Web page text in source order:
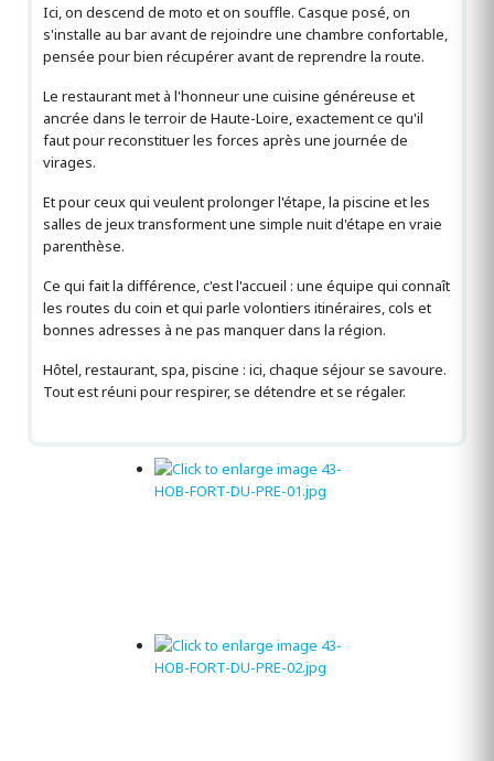
Ici, on descend de moto et on souffle. Casque posé, on
s'installe au bar avant de rejoindre une chambre confortable,
pensée pour bien récupérer avant de reprendre la route.
Le restaurant met à l'honneur une cuisine généreuse et
ancrée dans le terroir de Haute-Loire, exactement ce qu'il
faut pour reconstituer les forces après une journée de
virages.
Et pour ceux qui veulent prolonger l'étape, la piscine et les
salles de jeux transforment une simple nuit d'étape en vraie
parenthèse.
Ce qui fait la différence, c'est l'accueil : une équipe qui connaît
les routes du coin et qui parle volontiers itinéraires, cols et
bonnes adresses à ne pas manquer dans la région.
Hôtel, restaurant, spa, piscine : ici, chaque séjour se savoure.
Tout est réuni pour respirer, se détendre et se régaler.